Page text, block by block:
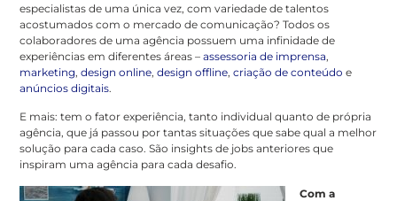
especialistas de uma única vez, com variedade de talentos
acostumados com o mercado de comunicação? Todos os
colaboradores de uma agência possuem uma infinidade de
experiências em diferentes áreas –assessoria de imprensa,
marketing,design online,design offline,criação de conteúdo e
anúncios digitais.
E mais: tem o fator experiência, tanto individual quanto de própria
agência, que já passou por tantas situações que sabe qual a melhor
solução para cada caso. São insights de jobs anteriores que
inspiram uma agência para cada desafio.
Com a